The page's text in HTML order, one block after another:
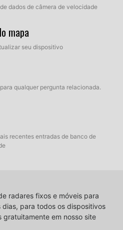
dados de câmera de velocidade
mapa
seu dispositivo
qualquer pergunta relacionada.
recentes entradas de banco de
radares fixos e móveis para
para todos os dispositivos
gratuitamente em nosso site